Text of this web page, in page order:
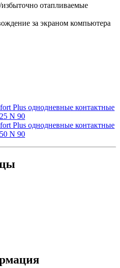
отапливаемые
за экраном компьютера
Plus однодневные контактные
N 90
Plus однодневные контактные
N 90